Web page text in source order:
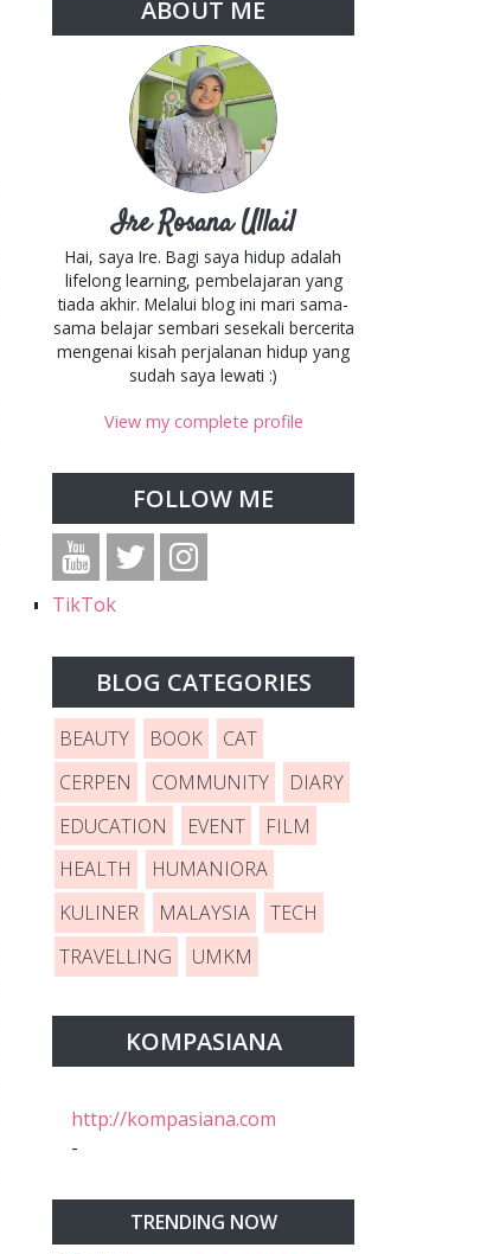
ABOUT ME
Ire Rosana Ullail
Hai, saya Ire. Bagi saya hidup adalah
lifelong learning, pembelajaran yang
tiada akhir. Melalui blog ini mari sama-
sama belajar sembari sesekali bercerita
mengenai kisah perjalanan hidup yang
sudah saya lewati :)
View my complete profile
FOLLOW ME
TikTok
BLOG CATEGORIES
BEAUTY BOOK
CAT
CERPEN
COMMUNITY
DIARY
EDUCATION
EVENT
FILM
HEALTH
HUMANIORA
KULINER
MALAYSIA
TECH
TRAVELLING
UMKM
KOMPASIANA
http://kompasiana.com
-
TRENDING NOW